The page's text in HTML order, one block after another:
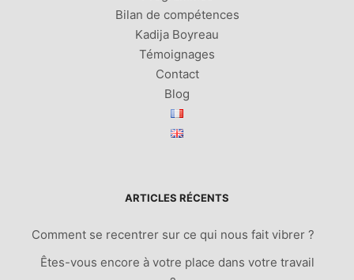
Bilan de compétences
Kadija Boyreau
Témoignages
Contact
Blog
ARTICLES RÉCENTS
Comment se recentrer sur ce qui nous fait vibrer ?
Êtes-vous encore à votre place dans votre travail